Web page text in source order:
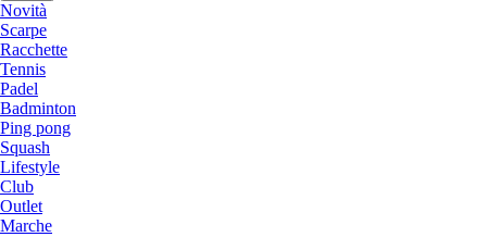
Novità
Scarpe
Racchette
Tennis
Padel
Badminton
Ping pong
Squash
Lifestyle
Club
Outlet
Marche